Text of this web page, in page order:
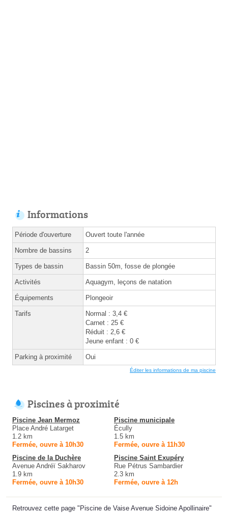
Informations
Période d'ouverture Ouvert toute l'année
Nombre de bassins 2
Types de bassin Bassin 50m, fosse de plongée
Activités Aquagym, leçons de natation
Équipements Plongeoir
Tarifs
Normal : 3,4 €
Carnet : 25 €
Réduit : 2,6 €
Jeune enfant : 0 €
Parking à proximité Oui
Éditer les informations de ma piscine
Piscines à proximité
Piscine Jean Mermoz
Place André Latarget
1.2 km
Fermée, ouvre à 10h30
Piscine municipale
Écully
1.5 km
Fermée, ouvre à 11h30
Piscine de la Duchère
Avenue Andréï Sakharov
1.9 km
Fermée, ouvre à 10h30
Piscine Saint Exupéry
Rue Pétrus Sambardier
2.3 km
Fermée, ouvre à 12h
Retrouvez cette page "Piscine de Vaise Avenue Sidoine Apollinaire"